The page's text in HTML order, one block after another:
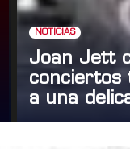
NOTICIAS
Joan Jett
conciertos
a una